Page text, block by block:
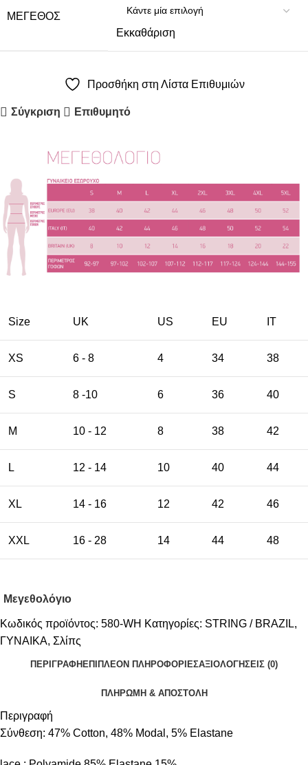
ΜΈΓΕΘΟΣ
Εκκαθάριση
Προσθήκη στη Λίστα Επιθυμιών
Σύγκριση Επιθυμητό
Size UK US EU ΙΤ
XS 6 - 8 4 34 38
S 8 -10 6 36 40
M 10 - 12 8 38 42
L 12 - 14 10 40 44
XL 14 - 16 12 42 46
XXL 16 - 28 14 44 48
Μεγεθολόγιο
Κωδικός προϊόντος: 580-WH Κατηγορίες: STRING / BRAZIL,
ΓΥΝΑΙΚΑ, Σλίπς
ΠΕΡΙΓΡΑΦΉΕΠΙΠΛΈΟΝ ΠΛΗΡΟΦΟΡΊΕΣΑΞΙΟΛΟΓΉΣΕΙΣ (0)
ΠΛΗΡΩΜΗ & ΑΠΟΣΤΟΛΗ
Περιγραφή
Σύνθεση: 47% Cotton, 48% Modal, 5% Elastane